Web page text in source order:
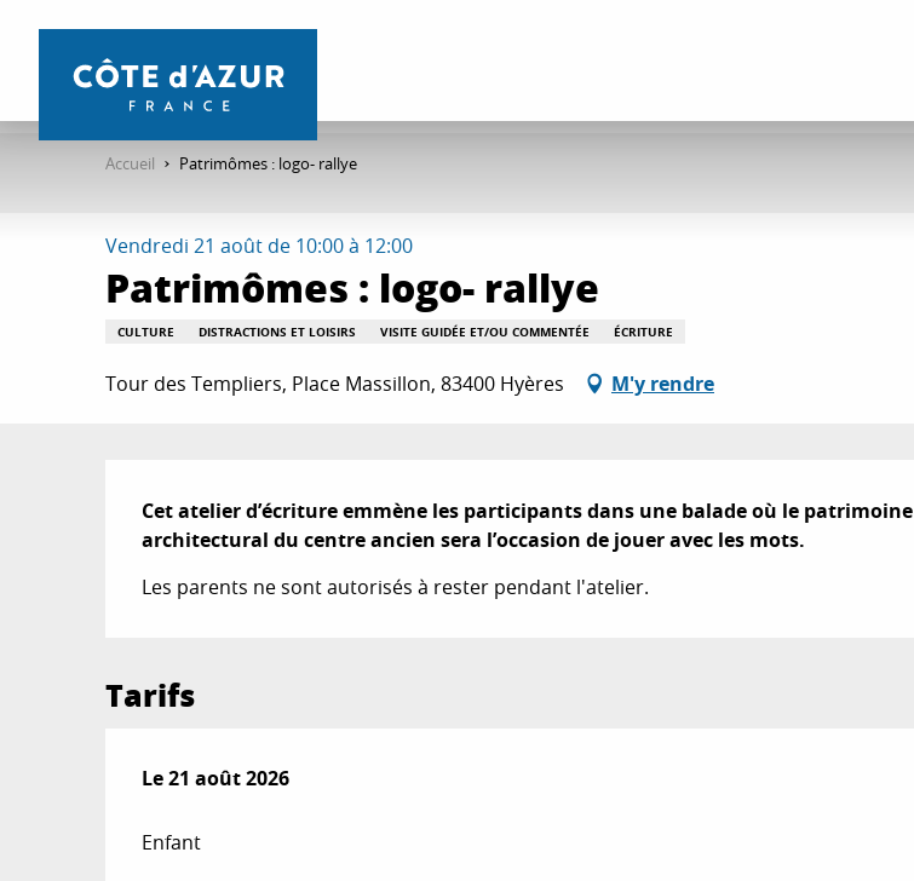
contenu
Accueil Patrimômes : logo- rallye
Vendredi 21 août de 10:00 à 12:00
Patrimômes : logo- rallye
CULTURE DISTRACTIONS ET LOISIRS VISITE GUIDÉE ET/OU COMMENTÉE ÉCRITURE
Tour des Templiers, Place Massillon, 83400 Hyères M'y rendre
Description
Cet atelier d’écriture emmène les participants dans une balade où le patrimoine
architectural du centre ancien sera l’occasion de jouer avec les mots.
Les parents ne sont autorisés à rester pendant l'atelier.
Tarifs
Le21 août 2026
Le21 août 2026
Enfant